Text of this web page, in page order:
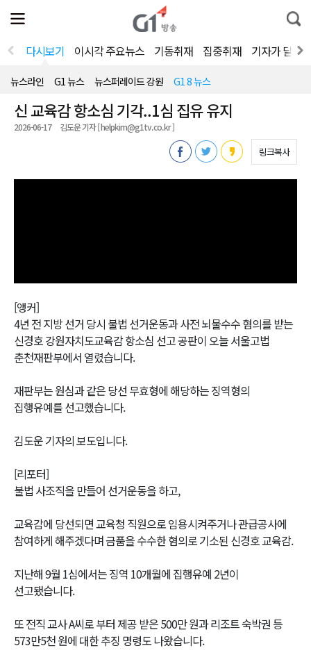
전
체
뉴
열
통
합
색
다시보기 이시각 주요뉴스 기동취재 집중취재 기자가 달려
뉴스라인 G1 뉴스 뉴스퍼레이드 강원 G1 8 뉴스
신 교육감 항소심 기각..1심 집유 유지
2026-06-17 김도운 기자 [ helpkim@g1tv.co.kr ]
링크복사
[앵커]
4년 전 지방 선거 당시 불법 선거운동과 사전 뇌물수수 혐의를 받는
신경호 강원자치도교육감 항소심 선고 공판이 오늘 서울고법
춘천재판부에서 열렸습니다.
재판부는 원심과 같은 당선 무효형에 해당하는 징역형의
집행유예를 선고했습니다.
김도운 기자의 보도입니다.
[리포터]
불법 사조직을 만들어 선거운동을 하고,
교육감에 당선되면 교육청 직원으로 임용시켜주거나 관급공사에
참여하게 해주겠다며 금품을 수수한 혐의로 기소된 신경호 교육감.
지난해 9월 1심에서는 징역 10개월에 집행유예 2년이
선고됐습니다.
또 전직 교사 A씨로 부터 제공 받은 500만 원과 리조트 숙박권 등
573만5천 원에 대한 추징 명령도 나왔습니다.